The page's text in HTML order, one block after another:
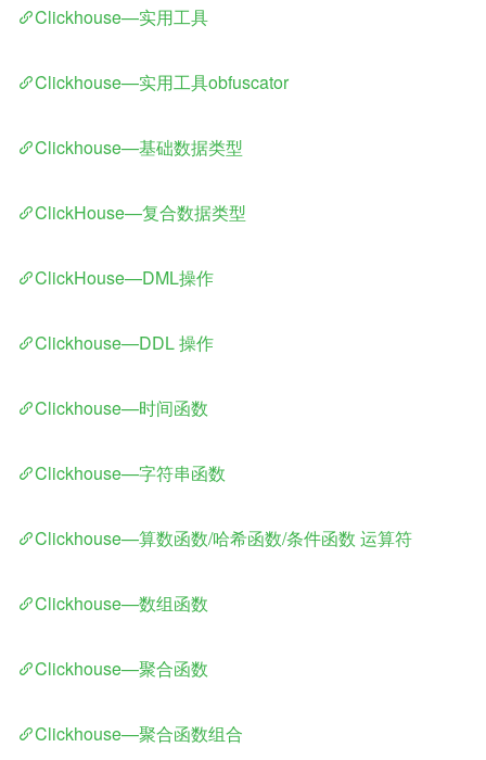
Clickhouse—实用工具
Clickhouse—实用工具obfuscator
Clickhouse—基础数据类型
ClickHouse—复合数据类型
ClickHouse—DML操作
Clickhouse—DDL 操作
Clickhouse—时间函数
Clickhouse—字符串函数
Clickhouse—算数函数/哈希函数/条件函数 运算符
Clickhouse—数组函数
Clickhouse—聚合函数
Clickhouse—聚合函数组合